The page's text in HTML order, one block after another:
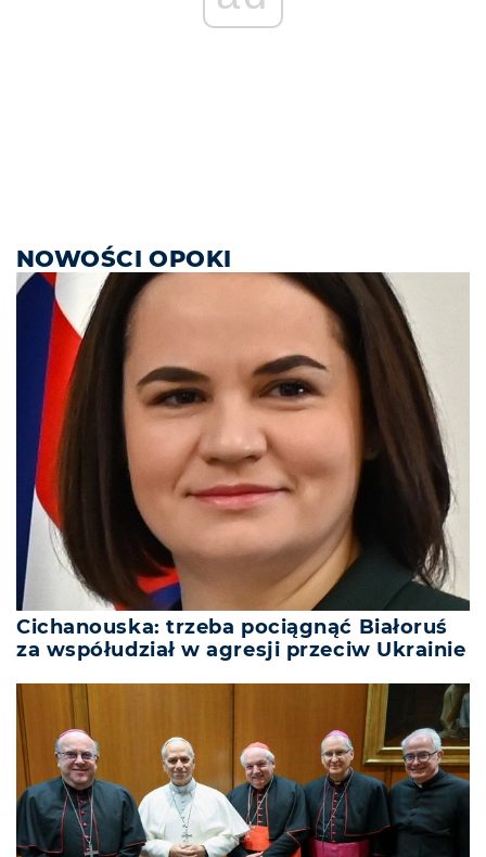
NOWOŚCI OPOKI
Cichanouska: trzeba pociągnąć Białoruś
za współudział w agresji przeciw Ukrainie